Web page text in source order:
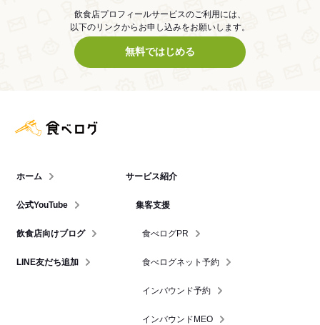
飲食店プロフィールサービスのご利用には、
以下のリンクからお申し込みをお願いします。
無料ではじめる
ホーム
公式YouTube
飲食店向けブログ
LINE友だち追加
サービス紹介
集客支援
食べログPR
食べログネット予約
インバウンド予約
インバウンドMEO